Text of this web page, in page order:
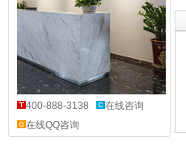
400-888-3138
在线咨询
在线QQ咨询